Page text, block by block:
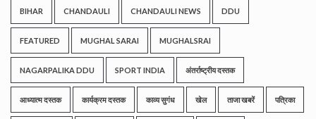
BIHAR CHANDAULI CHANDAULI NEWS DDU
FEATURED MUGHAL SARAI MUGHALSRAI
NAGARPALIKA DDU SPORT INDIA अंतर्राष्ट्रीय दस्तक
आध्यात्म दस्तक कार्यक्रम दस्तक काव्य सुगंध खेल ताजा खबरें पत्रिका